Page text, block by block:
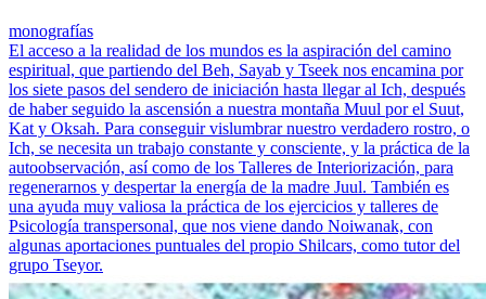
monografías
El acceso a la realidad de los mundos es la aspiración del camino
espiritual, que partiendo del Beh, Sayab y Tseek nos encamina por
los siete pasos del sendero de iniciación hasta llegar al Ich, después
de haber seguido la ascensión a nuestra montaña Muul por el Suut,
Kat y Oksah. Para conseguir vislumbrar nuestro verdadero rostro, o
Ich, se necesita un trabajo constante y consciente, y la práctica de la
autoobservación, así como de los Talleres de Interiorización, para
regenerarnos y despertar la energía de la madre Juul. También es
una ayuda muy valiosa la práctica de los ejercicios y talleres de
Psicología transpersonal, que nos viene dando Noiwanak, con
algunas aportaciones puntuales del propio Shilcars, como tutor del
grupo Tseyor.